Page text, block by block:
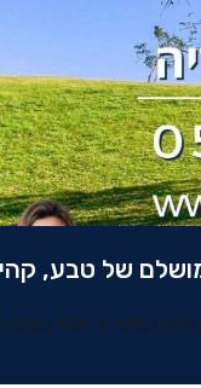
, וילה בקיסריה, וילות